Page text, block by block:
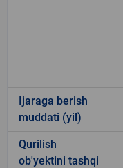
Ijaraga berish
muddati (yil)
Qurilish
ob'yektini tashqi